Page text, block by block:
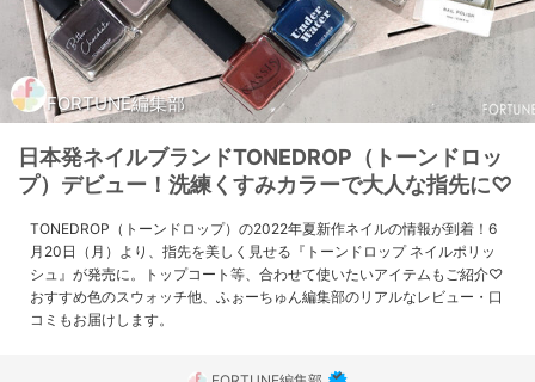
FORTUNE編集部
日本発ネイルブランドTONEDROP（トーンドロッ
プ）デビュー！洗練くすみカラーで大人な指先に♡
TONEDROP（トーンドロップ）の2022年夏新作ネイルの情報が到着！6
月20日（月）より、指先を美しく見せる『トーンドロップ ネイルポリッ
シュ』が発売に。トップコート等、合わせて使いたいアイテムもご紹介♡
おすすめ色のスウォッチ他、ふぉーちゅん編集部のリアルなレビュー・口
コミもお届けします。